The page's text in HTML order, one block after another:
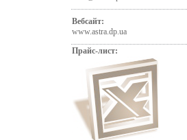
Вебсайт:
www.astra.dp.ua
Прайс-лист: